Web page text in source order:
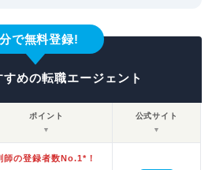
で無料登録!
めの転職エージェント
ポイント
▼
公式サイト
▼
師の登録者数No.1*！